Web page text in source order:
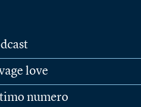
love
numero